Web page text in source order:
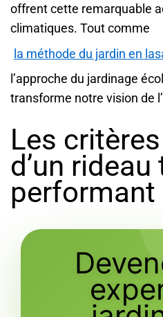
offrent cette remarquable
climatiques. Tout comme
la méthode du jardin en
l’approche du jardinage
transforme notre vision de
Les
d’un
performant